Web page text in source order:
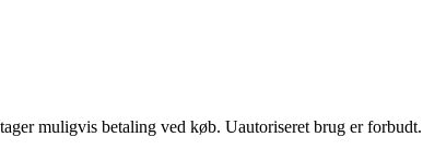
muligvis betaling ved køb. Uautoriseret brug er forbudt.